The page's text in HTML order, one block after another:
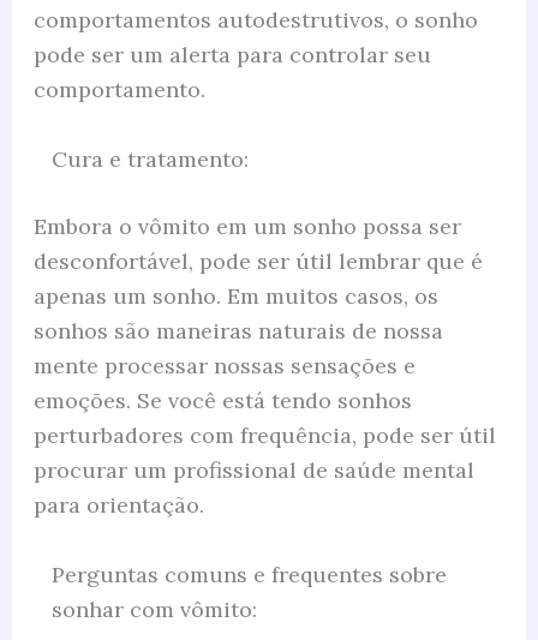
comportamentos autodestrutivos, o sonho
pode ser um alerta para controlar seu
comportamento.
Cura e tratamento:
Embora o vômito em um sonho possa ser
desconfortável, pode ser útil lembrar que é
apenas um sonho. Em muitos casos, os
sonhos são maneiras naturais de nossa
mente processar nossas sensações e
emoções. Se você está tendo sonhos
perturbadores com frequência, pode ser útil
procurar um profissional de saúde mental
para orientação.
Perguntas comuns e frequentes sobre
sonhar com vômito: